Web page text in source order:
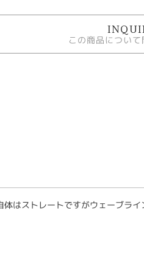
この商品につい
はストレートですがウェーブラ